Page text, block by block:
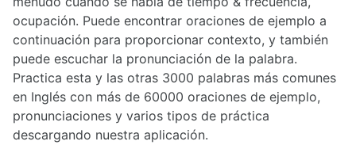
ocupación. Puede encontrar oraciones de ejemplo a
continuación para proporcionar contexto, y también
puede escuchar la pronunciación de la palabra.
Practica esta y las otras 3000 palabras más comunes
en Inglés con más de 60000 oraciones de ejemplo,
pronunciaciones y varios tipos de práctica
descargando nuestra aplicación.